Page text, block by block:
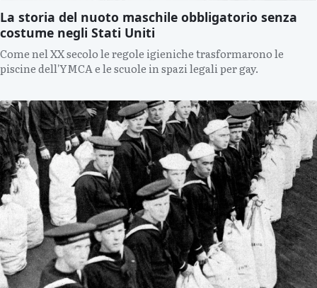
La storia del nuoto maschile obbligatorio senza
costume negli Stati Uniti
Come nel XX secolo le regole igieniche trasformarono le
piscine dell'YMCA e le scuole in spazi legali per gay.